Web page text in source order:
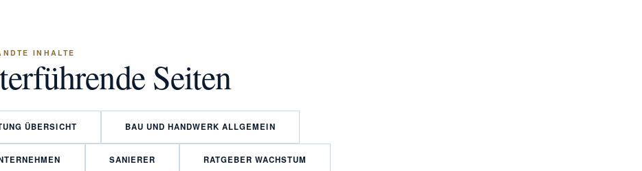
INHALTE
Seiten
ÜBERSICHT BAU UND HANDWERK ALLGEMEIN
SANIERER RATGEBER WACHSTUM